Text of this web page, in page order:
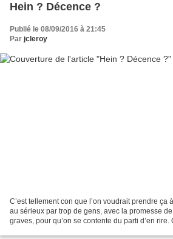
Hein ? Décence ?
Publié le 08/09/2016 à 21:45
Par jcleroy
C’est tellement con que l’on voudrait prendre ça
au sérieux par trop de gens, avec la promesse
graves, pour qu’on se contente du parti d’en